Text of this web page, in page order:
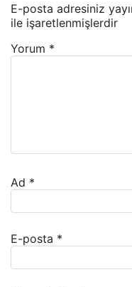
E-posta adresiniz
ile işaretlenmişlerdir
Yorum *
Ad *
E-posta *